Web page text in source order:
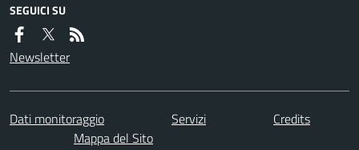
SEGUICI SU
Newsletter
Dati monitoraggio Servizi
Credits
Mappa del Sito